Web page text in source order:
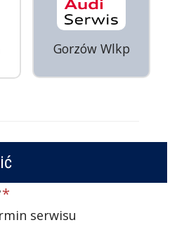
Gorzów Wlkp
*
serwisu